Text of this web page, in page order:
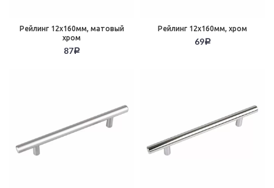
Рейлинг 12х160мм, матовый
хром
87Р
Рейлинг 12х160мм, хром
69Р